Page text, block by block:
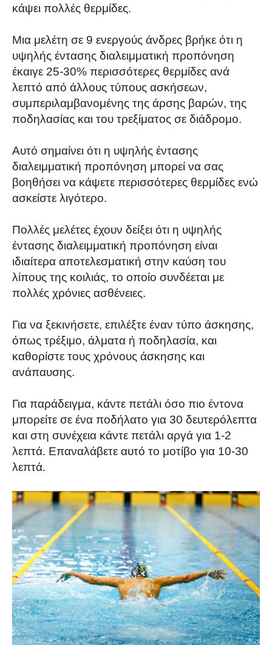
κάψει πολλές θερμίδες.
Μια μελέτη σε 9 ενεργούς άνδρες βρήκε ότι η
υψηλής έντασης διαλειμματική προπόνηση
έκαιγε 25-30% περισσότερες θερμίδες ανά
λεπτό από άλλους τύπους ασκήσεων,
συμπεριλαμβανομένης της άρσης βαρών, της
ποδηλασίας και του τρεξίματος σε διάδρομο.
Αυτό σημαίνει ότι η υψηλής έντασης
διαλειμματική προπόνηση μπορεί να σας
βοηθήσει να κάψετε περισσότερες θερμίδες ενώ
ασκείστε λιγότερο.
Πολλές μελέτες έχουν δείξει ότι η υψηλής
έντασης διαλειμματική προπόνηση είναι
ιδιαίτερα αποτελεσματική στην καύση του
λίπους της κοιλιάς, το οποίο συνδέεται με
πολλές χρόνιες ασθένειες.
Για να ξεκινήσετε, επιλέξτε έναν τύπο άσκησης,
όπως τρέξιμο, άλματα ή ποδηλασία, και
καθορίστε τους χρόνους άσκησης και
ανάπαυσης.
Για παράδειγμα, κάντε πετάλι όσο πιο έντονα
μπορείτε σε ένα ποδήλατο για 30 δευτερόλεπτα
και στη συνέχεια κάντε πετάλι αργά για 1-2
λεπτά. Επαναλάβετε αυτό το μοτίβο για 10-30
λεπτά.